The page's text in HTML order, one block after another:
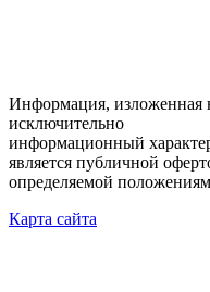
Информация, изложенная
исключительно
информационный
является публичной
определяемой
Карта сайта